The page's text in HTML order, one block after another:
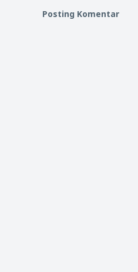
Posting Komentar